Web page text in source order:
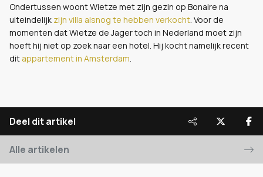
Ondertussen woont Wietze met zijn gezin op Bonaire na
uiteindelijk zijn villa alsnog te hebben verkocht. Voor de
momenten dat Wietze de Jager toch in Nederland moet zijn
hoeft hij niet op zoek naar een hotel. Hij kocht namelijk recent
dit appartement in Amsterdam.
Deel dit artikel
Alle artikelen